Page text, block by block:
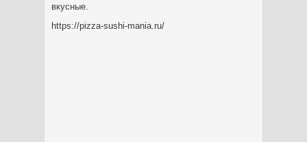
вкусные.
https://pizza-sushi-mania.ru/